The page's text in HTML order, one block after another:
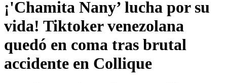
¡'Chamita Nany’ lucha por su
vida! Tiktoker venezolana
quedó en coma tras brutal
accidente en Collique